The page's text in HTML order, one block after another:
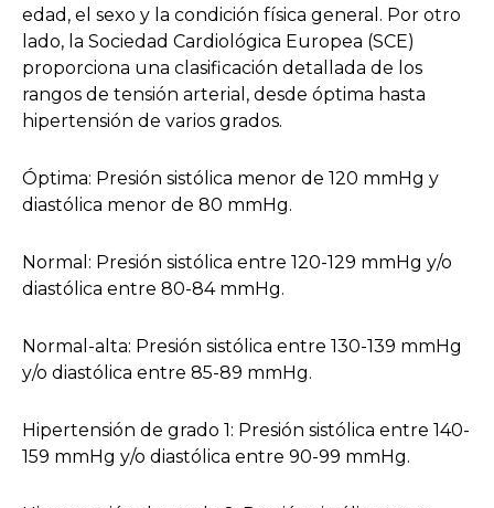
edad, el sexo y la condición física general. Por otro
lado, la Sociedad Cardiológica Europea (SCE)
proporciona una clasificación detallada de los
rangos de tensión arterial, desde óptima hasta
hipertensión de varios grados.
Óptima: Presión sistólica menor de 120 mmHg y
diastólica menor de 80 mmHg.
Normal: Presión sistólica entre 120-129 mmHg y/o
diastólica entre 80-84 mmHg.
Normal-alta: Presión sistólica entre 130-139 mmHg
y/o diastólica entre 85-89 mmHg.
Hipertensión de grado 1: Presión sistólica entre 140-
159 mmHg y/o diastólica entre 90-99 mmHg.